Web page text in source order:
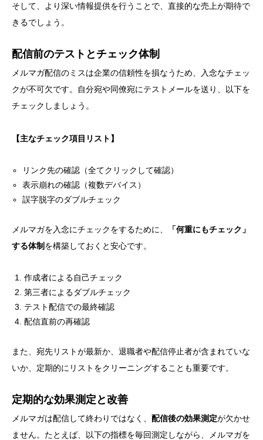
そして、より深い情報提供を行うことで、直接的な売上が期待で
きるでしょう。
配信前のテストとチェック体制
メルマガ配信のミスは企業の信頼性を損なうため、入念なチェッ
クが不可欠です。自分宛や同僚宛にテストメールを送り、以下を
チェックしましょう。
【主なチェック項目リスト】
リンク先の確認（全てクリックして確認）
表示崩れの確認（複数デバイス）
誤字脱字のダブルチェック
メルマガを入念にチェックをするために、
「何重にもチェック」
する体制 を構築しておくと安心です。
作成者による自己チェック
第三者によるダブルチェック
テスト配信での最終確認
配信直前の再確認
また、宛先リストが最新か、退職者や配信停止者が含まれていな
いか、定期的にリストをクリーニングすることも重要です。
定期的な効果測定と改善
メルマガは配信して終わりではなく、 配信後の効果測定が欠かせ
ません。たとえば、以下の指標を毎回測定しながら、メルマガを